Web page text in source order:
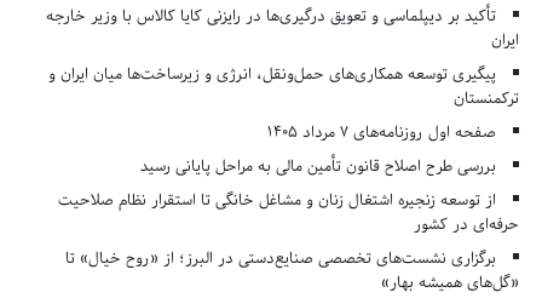
تأکید بر دیپلماسی و تعویق درگیری‌ها در رایزنی کایا کالاس با وزیر خارجه
ایران
پیگیری توسعه همکاری‌های حمل‌ونقل، انرژی و زیرساخت‌ها میان ایران و
ترکمنستان
صفحه اول روزنامه‌های 7 مرداد 1405
بررسی طرح اصلاح قانون تأمین مالی به مراحل پایانی رسید
از توسعه زنجیره اشتغال زنان و مشاغل خانگی تا استقرار نظام صلاحیت
حرفه‌ای در کشور
برگزاری نشست‌های تخصصی صنایع‌دستی در البرز؛ از «روح خیال» تا
«گل‌های همیشه بهار»